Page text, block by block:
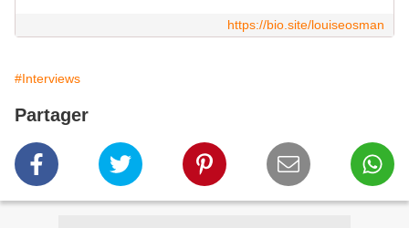
https://bio.site/louiseosman
#Interviews
Partager